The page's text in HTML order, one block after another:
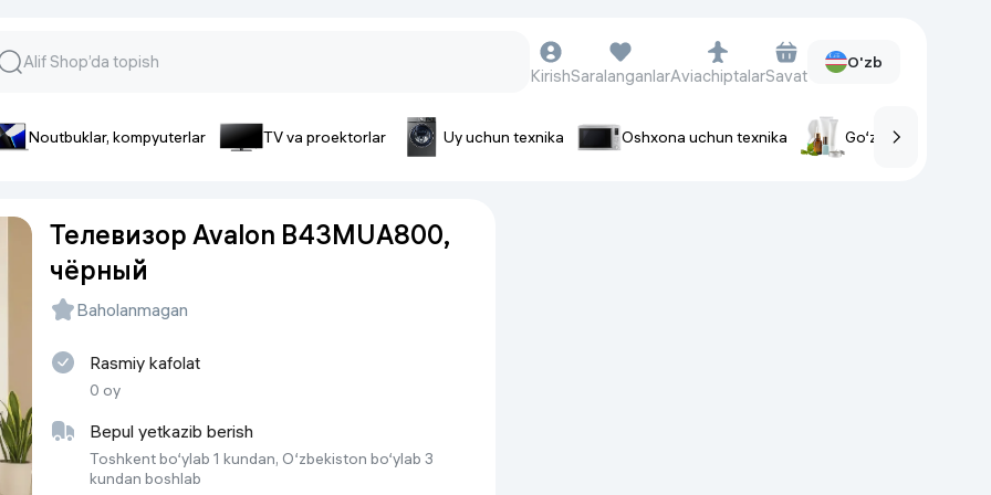
va gadjetlar
Smartfonlar uchun g’ilof
Batareyalar va akkumulyatorlar
Kabellar
KirishSaralanganlarAviachiptalarSavat
O'zb
Noutbuklar, kompyuterlar TV va proektorlar Uy uchun texnika Oshxona uchun texnika Go‘zallik va parvarish
Телевизор Avalon B43MUA800,
чёрный
Baholanmagan
Rasmiy kafolat
0 oy
Bepul yetkazib berish
Toshkent bo‘ylab 1 kundan, O‘zbekiston bo‘ylab 3
kundan boshlab